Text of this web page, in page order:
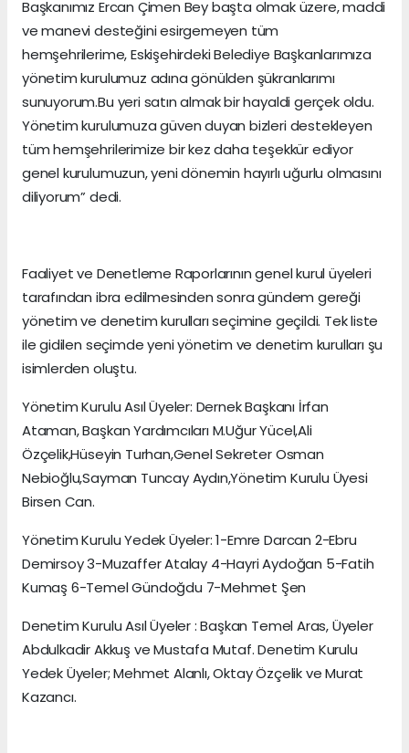
Başkanımız Ercan Çimen Bey başta olmak üzere, maddi
ve manevi desteğini esirgemeyen tüm
hemşehrilerime, Eskişehirdeki Belediye Başkanlarımıza
yönetim kurulumuz adına gönülden şükranlarımı
sunuyorum.Bu yeri satın almak bir hayaldi gerçek oldu.
Yönetim kurulumuza güven duyan bizleri destekleyen
tüm hemşehrilerimize bir kez daha teşekkür ediyor
genel kurulumuzun, yeni dönemin hayırlı uğurlu olmasını
diliyorum” dedi.
Faaliyet ve Denetleme Raporlarının genel kurul üyeleri
tarafından ibra edilmesinden sonra gündem gereği
yönetim ve denetim kurulları seçimine geçildi. Tek liste
ile gidilen seçimde yeni yönetim ve denetim kurulları şu
isimlerden oluştu.
Yönetim Kurulu Asıl Üyeler: Dernek Başkanı İrfan
Ataman, Başkan Yardımcıları M.Uğur Yücel,Ali
Özçelik,Hüseyin Turhan,Genel Sekreter Osman
Nebioğlu,Sayman Tuncay Aydın,Yönetim Kurulu Üyesi
Birsen Can.
Yönetim Kurulu Yedek Üyeler: 1-Emre Darcan 2-Ebru
Demirsoy 3-Muzaffer Atalay 4-Hayri Aydoğan 5-Fatih
Kumaş 6-Temel Gündoğdu 7-Mehmet Şen
Denetim Kurulu Asıl Üyeler : Başkan Temel Aras, Üyeler
Abdulkadir Akkuş ve Mustafa Mutaf. Denetim Kurulu
Yedek Üyeler; Mehmet Alanlı, Oktay Özçelik ve Murat
Kazancı.